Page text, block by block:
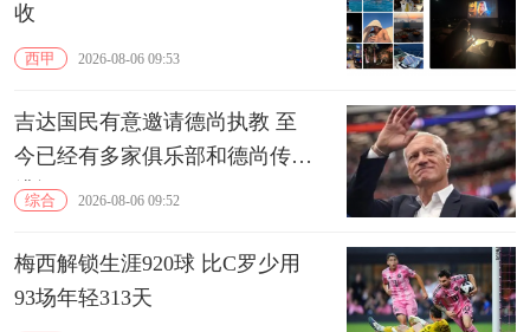
收
西甲 2026-08-06 09:53
吉达国民有意邀请德尚执教 至
今已经有多家俱乐部和德尚传出
绯闻
综合 2026-08-06 09:52
梅西解锁生涯920球 比C罗少用
93场年轻313天